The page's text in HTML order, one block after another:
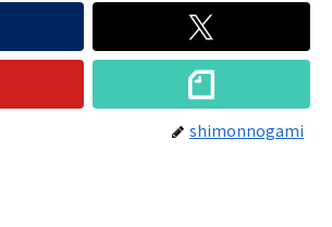
shimonnogami